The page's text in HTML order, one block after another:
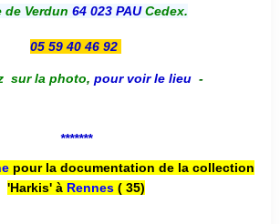
de Verdun 64 023 PAUCedex.
05 59 40 46 92
sur la photo, pour voir le lieu -
*******
pour la documentation de la collection
'Harkis' à Rennes( 35)